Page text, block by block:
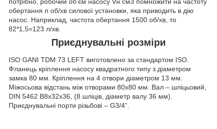
обертання n об/хв силової установки, яка приводить в дію
насос. Наприклад, частота обертання 1500 об/хв, то
82*1,5=123 л/хв.
Приєднувальні розміри
ISO GANI TDM 73 LEFT виготовлено за стандартом ISO.
Фланець кріплення насосу квадратного типу з діаметром
замка 80 мм. Кріплення на 4 отвори діаметром 13 мм.
Міжосьова відстань між отворами 80х80 мм. Вал – шліцьовий,
DIN 5462 B8x32x36, (8 шліців, діаметр валу 36 мм).
Приєднувальні порти різьбові – G3/4”.